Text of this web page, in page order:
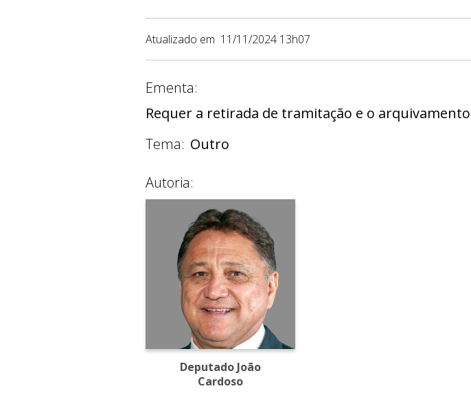
Atualizado em 11/11/2024 13h07
Ementa:
Requer a retirada de tramitação e o
Tema: Outro
Autoria:
Deputado João
Cardoso